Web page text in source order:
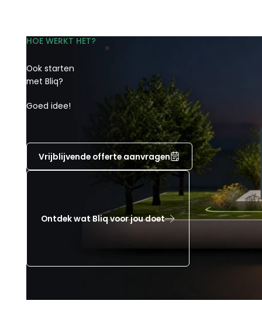
HOE WERKT HET?
Ook starten
met Bliq?
Goed idee!
Vrijblijvende offerte aanvragen
Ontdek wat Bliq voor jou doet